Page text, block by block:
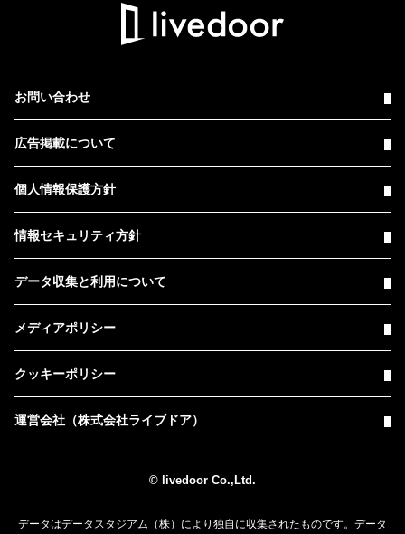
お問い合わせ
広告掲載について
個人情報保護方針
情報セキュリティ方針
データ収集と利用について
メディアポリシー
クッキーポリシー
運営会社（株式会社ライブドア）
© livedoor Co.,Ltd.
データはデータスタジアム（株）により独自に収集されたものです。データ